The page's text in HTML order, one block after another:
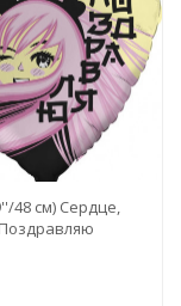
48 см) Сердце,